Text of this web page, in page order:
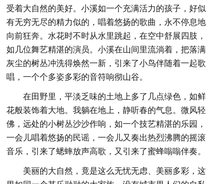
受着大自然的美好。小溪如一个充满活力的孩子，好似
有无穷无尽的精力似的，唱着悠扬的歌曲，永不停息地
向前狂奔。水花时不时从水里跳起，在空中舒展四肢，
如几位舞艺精湛的演员。小溪在山间里流淌着，把落满
灰尘的树丛冲洗得焕然一新，引来了小鸟伴随着一起歌
唱，一个个多姿多彩的音符响彻山谷。
在田野里，平淡乏味的土地上多了几点绿色，如鲜
花般装饰着大地。我躺在地上，静听春的气息。微风轻
佛，远处的小树丛沙沙作响，如一个技艺精湛的乐园，
一会儿唱着悠扬的民谣，一会儿又奏出热烈沸腾的摇滚
音乐，引来了蟋蟀放声高歌，又引来了蜜蜂嗡嗡伴奏。
美丽的大自然，竟是这么无忧无虑、美丽多彩，这